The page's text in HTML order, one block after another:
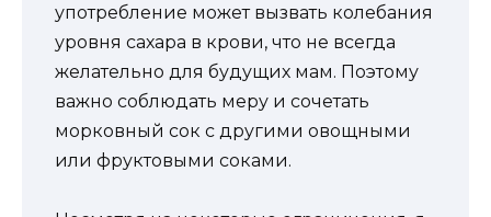
употребление может вызвать колебания
уровня сахара в крови, что не всегда
желательно для будущих мам. Поэтому
важно соблюдать меру и сочетать
морковный сок с другими овощными
или фруктовыми соками.